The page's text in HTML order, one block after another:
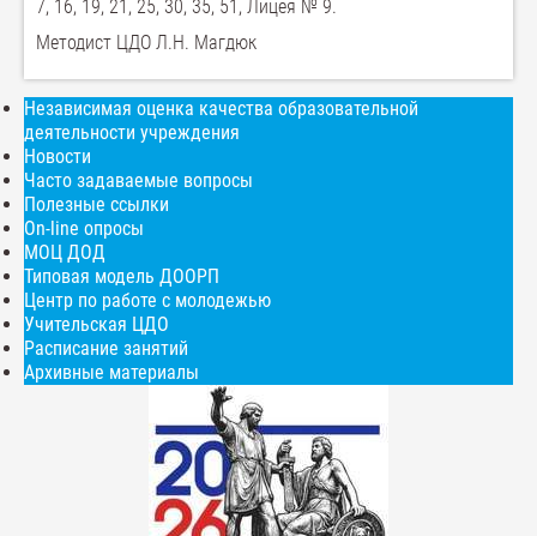
7, 16, 19, 21, 25, 30, 35, 51, Лицея № 9.
Методист ЦДО Л.Н. Магдюк
Независимая оценка качества образовательной
деятельности учреждения
Новости
Часто задаваемые вопросы
Полезные ссылки
On-line опросы
МОЦ ДОД
Типовая модель ДООРП
Центр по работе с молодежью
Учительская ЦДО
Расписание занятий
Архивные материалы